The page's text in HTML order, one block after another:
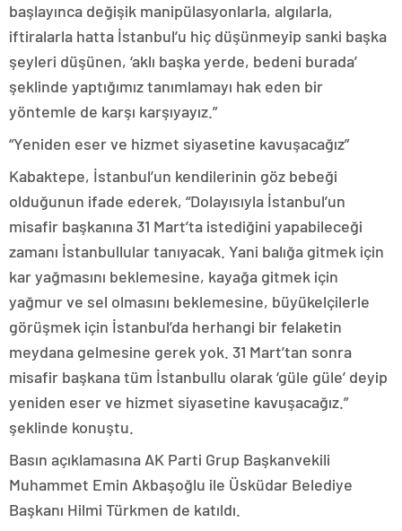
başlayınca değişik manipülasyonlarla, algılarla,
iftiralarla hatta İstanbul’u hiç düşünmeyip sanki başka
şeyleri düşünen, ‘aklı başka yerde, bedeni burada’
şeklinde yaptığımız tanımlamayı hak eden bir
yöntemle de karşı karşıyayız.”
“Yeniden eser ve hizmet siyasetine kavuşacağız”
Kabaktepe, İstanbul’un kendilerinin göz bebeği
olduğunun ifade ederek, “Dolayısıyla İstanbul’un
misafir başkanına 31 Mart’ta istediğini yapabileceği
zamanı İstanbullular tanıyacak. Yani balığa gitmek için
kar yağmasını beklemesine, kayağa gitmek için
yağmur ve sel olmasını beklemesine, büyükelçilerle
görüşmek için İstanbul’da herhangi bir felaketin
meydana gelmesine gerek yok. 31 Mart’tan sonra
misafir başkana tüm İstanbullu olarak ‘güle güle’ deyip
yeniden eser ve hizmet siyasetine kavuşacağız.”
şeklinde konuştu.
Basın açıklamasına AK Parti Grup Başkanvekili
Muhammet Emin Akbaşoğlu ile Üsküdar Belediye
Başkanı Hilmi Türkmen de katıldı.